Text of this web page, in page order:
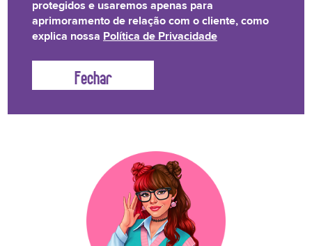
AQUI TEM CONTEÚDO
Lolete não fica na mão! Temos uma linha de produtos
para o drama de cada dia.
protegidos e usaremos apenas para
aprimoramento de relação com o cliente, como
explica nossa Política de Privacidade